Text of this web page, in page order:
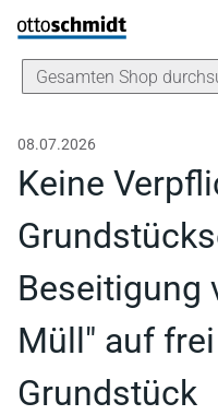
Direkt zum Inhalt
08.07.2026
Keine
Beseitigung
Müll" auf
Grundstück